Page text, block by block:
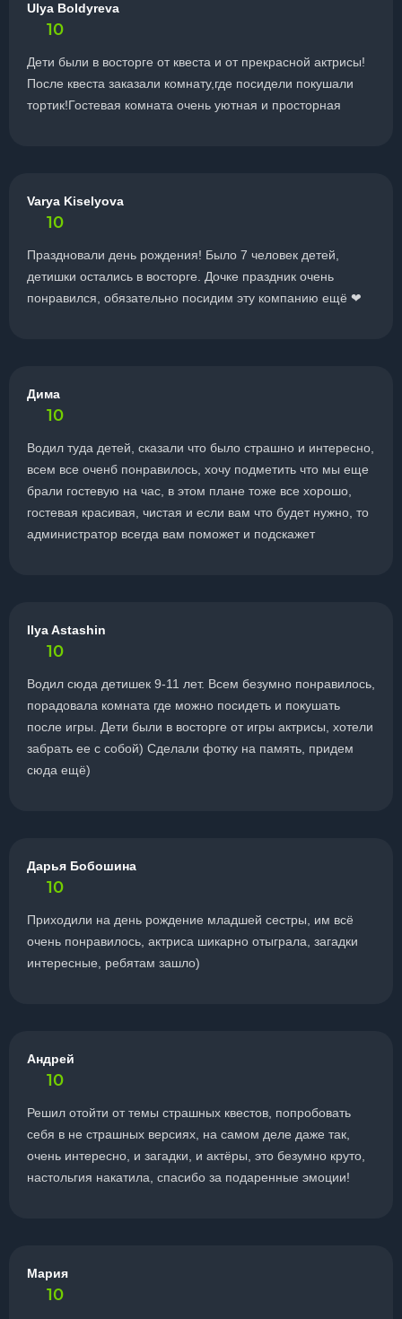
Ulya Boldyreva
10
Дети были в восторге от квеста и от прекрасной актрисы!
После квеста заказали комнату,где посидели покушали
тортик!Гостевая комната очень уютная и просторная
Varya Kiselyova
10
Праздновали день рождения! Было 7 человек детей,
детишки остались в восторге. Дочке праздник очень
понравился, обязательно посидим эту компанию ещё ❤
Дима
10
Водил туда детей, сказали что было страшно и интересно,
всем все оченб понравилось, хочу подметить что мы еще
брали гостевую на час, в этом плане тоже все хорошо,
гостевая красивая, чистая и если вам что будет нужно, то
администратор всегда вам поможет и подскажет
Ilya Astashin
10
Водил сюда детишек 9-11 лет. Всем безумно понравилось,
порадовала комната где можно посидеть и покушать
после игры. Дети были в восторге от игры актрисы, хотели
забрать ее с собой) Сделали фотку на память, придем
сюда ещё)
Дарья Бобошина
10
Приходили на день рождение младшей сестры, им всё
очень понравилось, актриса шикарно отыграла, загадки
интересные, ребятам зашло)
Андрей
10
Решил отойти от темы страшных квестов, попробовать
себя в не страшных версиях, на самом деле даже так,
очень интересно, и загадки, и актёры, это безумно круто,
настольгия накатила, спасибо за подаренные эмоции!
Мария
10